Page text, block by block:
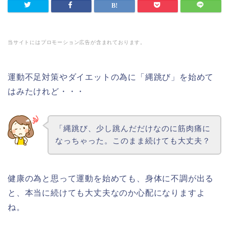
当サイトにはプロモーション広告が含まれております。
運動不足対策やダイエットの為に「縄跳び」を始めて
はみたけれど・・・
「縄跳び、少し跳んだだけなのに筋肉痛に
なっちゃった。このまま続けても大丈夫？
健康の為と思って運動を始めても、身体に不調が出る
と、本当に続けても大丈夫なのか心配になりますよ
ね。